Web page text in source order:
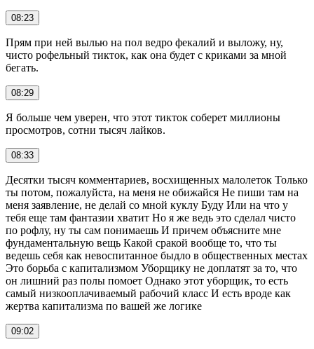
08:23
Прям при ней вылью на пол ведро фекалий и выложу, ну,
чисто рофельный тикток, как она будет с криками за мной
бегать.
08:29
Я больше чем уверен, что этот тикток соберет миллионы
просмотров, сотни тысяч лайков.
08:33
Десятки тысяч комментариев, восхищенных малолеток Только
ты потом, пожалуйста, на меня не обижайся Не пиши там на
меня заявление, не делай со мной куклу Буду Или на что у
тебя еще там фантазии хватит Но я же ведь это сделал чисто
по рофлу, ну ты сам понимаешь И причем объясните мне
фундаментальную вещь Какой сракой вообще то, что ты
ведешь себя как невоспитанное быдло в общественных местах
Это борьба с капитализмом Уборщику не доплатят за то, что
он лишний раз полы помоет Однако этот уборщик, то есть
самый низкооплачиваемый рабочий класс И есть вроде как
жертва капитализма по вашей же логике
09:02